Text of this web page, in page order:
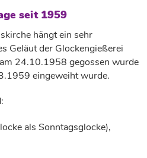
seit 1959
hängt ein sehr
Geläut der Glockengießerei
24.10.1958 gegossen wurde
eingeweiht wurde.
als Sonntagsglocke),